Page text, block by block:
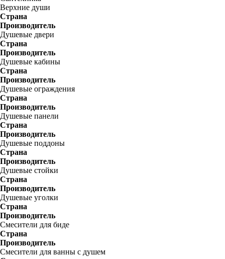
Верхние души
Страна
Производитель
Душевые двери
Страна
Производитель
Душевые кабины
Страна
Производитель
Душевые ограждения
Страна
Производитель
Душевые панели
Страна
Производитель
Душевые поддоны
Страна
Производитель
Душевые стойки
Страна
Производитель
Душевые уголки
Страна
Производитель
Смесители для биде
Страна
Производитель
Смесители для ванны с душем